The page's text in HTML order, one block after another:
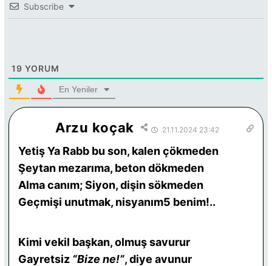
Subscribe
19 YORUM
En Yeniler
Arzu koçak 21.11.2024 23:42
Yetiş Ya Rabb bu son, kalen çökmeden
Şeytan mezarıma, beton dökmeden
Alma canım; Siyon, dişin sökmeden
Geçmişi unutmak, nisyanım5 benim!..
Kimi vekil başkan, olmuş savurur
Gayretsiz “Bize ne!”, diye avunur